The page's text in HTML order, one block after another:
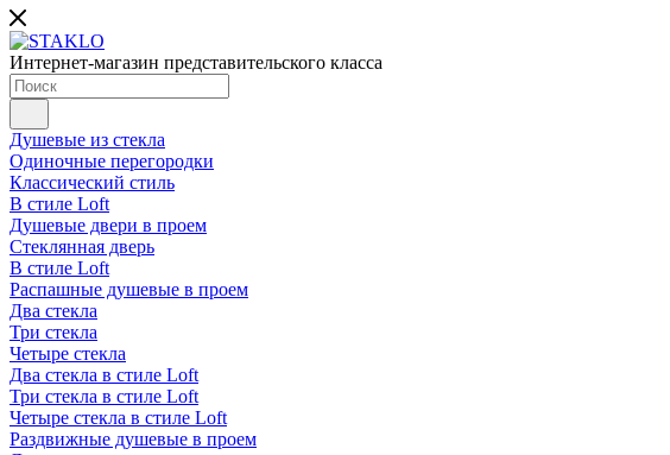
Интернет-магазин представительского класса
Душевые из стекла
Одиночные перегородки
Классический стиль
В стиле Loft
Душевые двери в проем
Стеклянная дверь
В стиле Loft
Распашные душевые в проем
Два стекла
Три стекла
Четыре стекла
Два стекла в стиле Loft
Три стекла в стиле Loft
Четыре стекла в стиле Loft
Раздвижные душевые в проем